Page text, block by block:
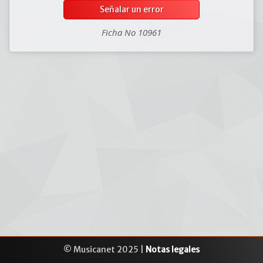
Señalar un error
Ficha No 10961
© Musicanet 2025 | Notas legales